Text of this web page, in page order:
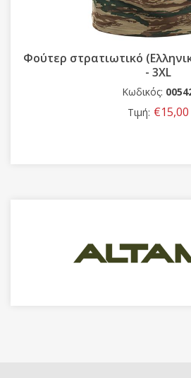
Φούτερ στρατιωτικό
- 3XL
Κωδικός:
Τιμή: €15,00